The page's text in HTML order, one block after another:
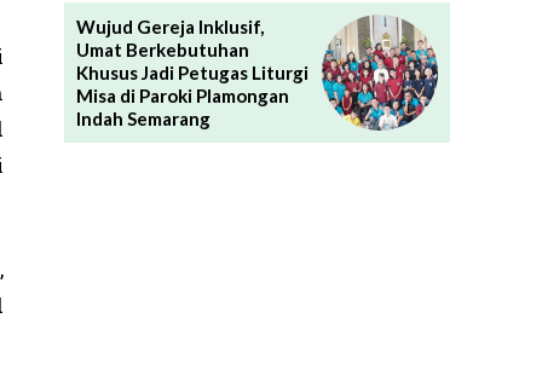
Wujud Gereja Inklusif,
Umat Berkebutuhan
Khusus Jadi Petugas Liturgi
Misa di Paroki Plamongan
Indah Semarang